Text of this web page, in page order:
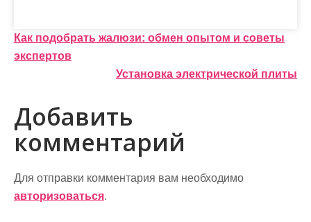
Н
а
и
г
а
ц
Как подобрать жалюзи: обмен опытом и советы
экспертов
Установка электрической плиты
Добавить
комментарий
Для отправки комментария вам необходимо
авторизоваться.